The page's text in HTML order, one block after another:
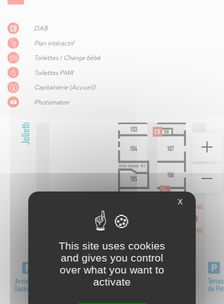
DAB
Plan intéractif
Toilettes / Change bébé
Toilettes PMR
Capitainerie (Accueil)
Photomaton
X
This site uses cookies
and gives you control
over what you want to
activate